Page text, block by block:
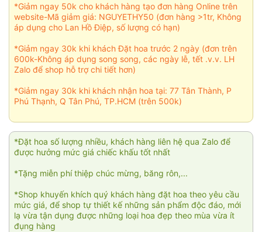
*Giảm ngay 50k cho khách hàng tạo đơn hàng Online trên
website-Mã giảm giá: NGUYETHY50 (đơn hàng >1tr, Không
áp dụng cho Lan Hồ Điệp, số lượng có hạn)
*Giảm ngay 30k khi khách Đặt hoa trước 2 ngày (đơn trên
600k-Không áp dụng song song, các ngày lễ, tết .v.v. LH
Zalo để shop hỗ trợ chi tiết hơn)
*Giảm ngay 30k khi khách nhận hoa tại: 77 Tân Thành, P
Phú Thạnh, Q Tân Phú, TP.HCM (trên 500k)
*Đặt hoa số lượng nhiều, khách hàng liên hệ qua Zalo để
được hưởng mức giá chiếc khấu tốt nhất
*Tặng miễn phí thiệp chúc mừng, băng rôn,...
*Shop khuyến khích quý khách hàng đặt hoa theo yêu cầu
mức giá, để shop tự thiết kế những sản phẩm độc đáo, mới
lạ vừa tận dụng được những loại hoa đẹp theo mùa vừa ít
đụng hàng